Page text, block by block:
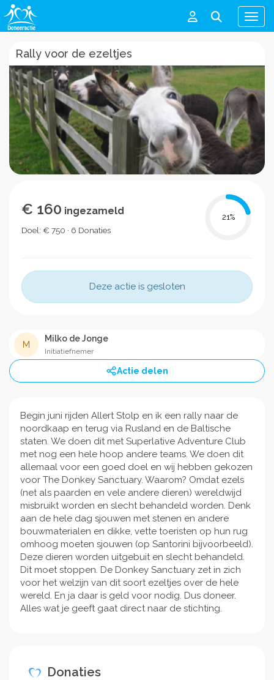
Menu
Rally voor de ezeltjes
€ 160 ingezameld
Doel: € 750 · 6 Donaties
21%
Deze actie is gesloten
M
Milko de Jonge
Initiatiefnemer
Actie delen
Begin juni rijden Allert Stolp en ik een rally naar de
noordkaap en terug via Rusland en de Baltische
staten. We doen dit met Superlative Adventure Club
met nog een hele hoop andere teams. We doen dit
allemaal voor een goed doel en wij hebben gekozen
voor The Donkey Sanctuary. Waarom? Omdat ezels
(net als paarden en vele andere dieren) wereldwijd
misbruikt worden en slecht behandeld worden. Denk
aan de hele dag sjouwen met stenen en andere
bouwmaterialen en dikke, vette toeristen op hun rug
omhoog moeten sjouwen (op Santorini bijvoorbeeld).
Deze dieren worden uitgebuit en slecht behandeld.
Dit moet stoppen. De Donkey Sanctuary zet in zich
voor het welzijn van dit soort ezeltjes over de hele
wereld. En ja daar is geld voor nodig. Dus doneer.
Alles wat je geeft gaat direct naar de stichting.
Donaties